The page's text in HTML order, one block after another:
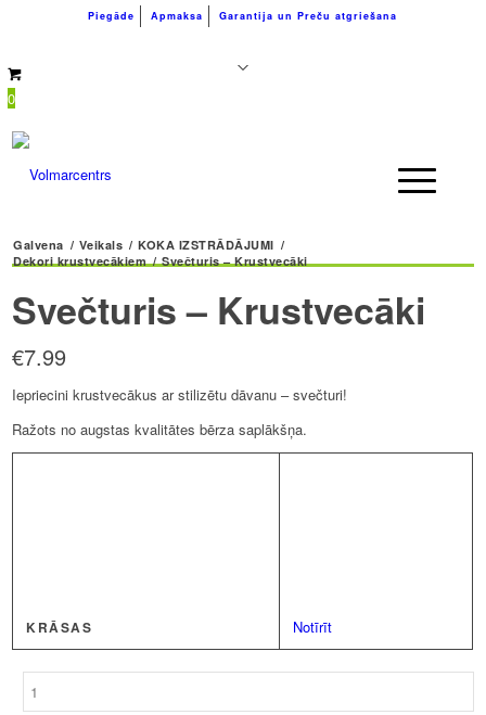
Piegāde Apmaksa Garantija un Preču atgriešana
0
Galvena / Veikals / KOKA IZSTRĀDĀJUMI /
Dekori krustvecākiem / Svečturis – Krustvecāki
Svečturis – Krustvecāki
€7.99
Iepriecini krustvecākus ar stilizētu dāvanu – svečturi!
Ražots no augstas kvalitātes bērza saplākšņa.
KRĀSAS Notīrīt